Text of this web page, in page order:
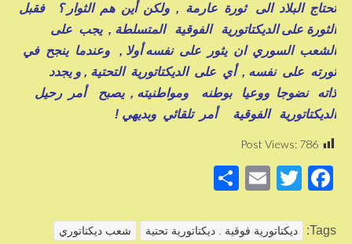
تحتاج البلاد الى ثورة عارمة , ولكن أين هم الثوار ؟ فقبل
الثورة على الديكتاتورية الفوقية المتسلطة , يجب على
الشعب السوري ان يثور على نفسه أولا , وعندما ينجح في
ثورته على نفسه , أي على الديكتاتورية التحتية , و يجدد
ذاته نضوجا ووعيا بوطنه ومواطنيته , يصبح أمر رحيل
الديكتاتورية الفوقية أمر تلقائي وبديهي !
Post Views: 786
F
c
T
tt
E
ail
ar
Tags: ديكتاتورية فوقية . ديكتاتورية تحتية شعب ديكتاتوري